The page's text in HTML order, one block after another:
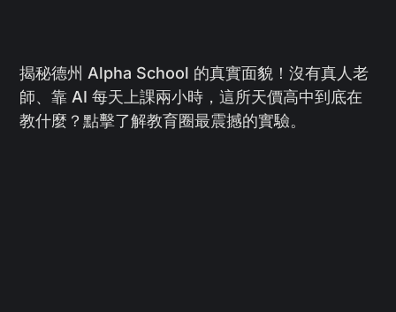
揭秘德州 Alpha School 的真實面貌！沒有真人老
師、靠 AI 每天上課兩小時，這所天價高中到底在
教什麼？點擊了解教育圈最震撼的實驗。